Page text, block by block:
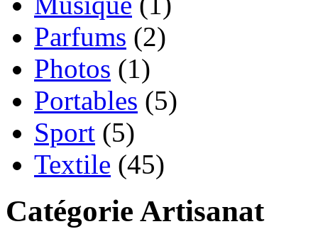
Parfums (2)
Photos (1)
Portables (5)
Sport (5)
Textile (45)
Catégorie Artisanat